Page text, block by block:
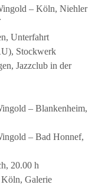
– Köln, Niehler
Unterfahrt
Stockwerk
Jazzclub in der
– Blankenheim,
– Bad Honnef,
20.00 h
Galerie